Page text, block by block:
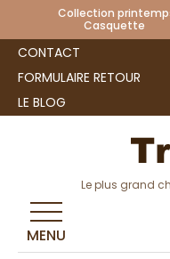
Collection
CONTACT
FORMULAIRE RETOUR
LE BLOG
Le plus grand
MENU